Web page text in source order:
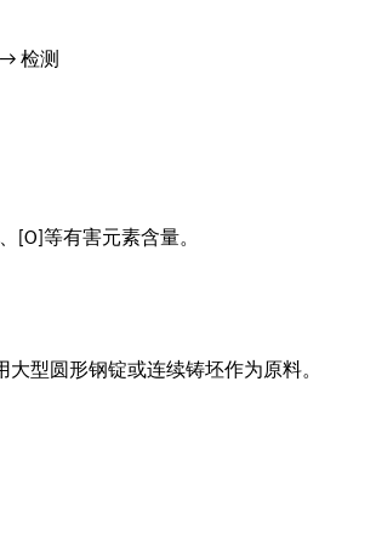
→ 检测
[O] 等有害元素含量。
型圆形钢锭或连续铸坯作为原料。